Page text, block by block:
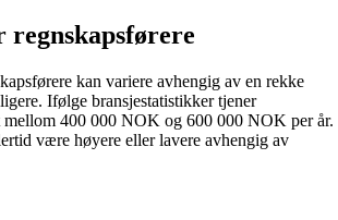
regnskapsførere
kan variere avhengig av en rekke
Ifølge bransjestatistikker tjener
mellom 400 000 NOK og 600 000 NOK per år.
være høyere eller lavere avhengig av